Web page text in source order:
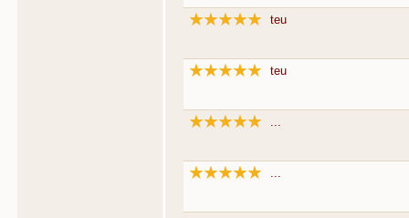
teu
teu
...
...